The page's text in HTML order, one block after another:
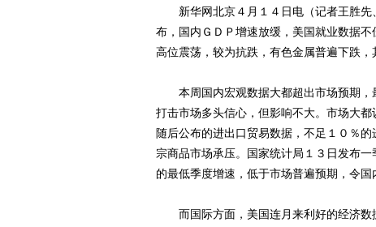
新华网北京４月１４日电（记者王胜先
布，国内ＧＤＰ增速放缓，美国就业数据
高位震荡，较为抗跌，有色金属普遍下跌，
本周国内宏观数据大都超出市场预期，
打击市场多头信心，但影响不大。市场大
随后公布的进出口贸易数据，不足１０％
宗商品市场承压。国家统计局１３日发布
的最低季度增速，低于市场普遍预期，令国
而国际方面，美国连月来利好的经济数